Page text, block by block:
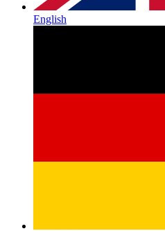
English